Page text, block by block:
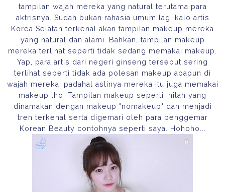
tampilan wajah mereka yang natural terutama para
aktrisnya. Sudah bukan rahasia umum lagi kalo artis
Korea Selatan terkenal akan tampilan makeup mereka
yang natural dan alami. Bahkan, tampilan makeup
mereka terlihat seperti tidak sedang memakai makeup.
Yap, para artis dari negeri ginseng tersebut sering
terlihat seperti tidak ada polesan makeup apapun di
wajah mereka, padahal aslinya mereka itu juga memakai
makeup lho. Tampilan makeup seperti inilah yang
dinamakan dengan makeup "nomakeup" dan menjadi
tren terkenal serta digemari oleh para penggemar
Korean Beauty contohnya seperti saya. Hohoho...